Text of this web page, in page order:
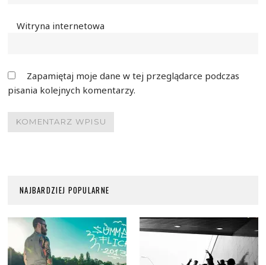
Witryna internetowa
Zapamiętaj moje dane w tej przeglądarce podczas
pisania kolejnych komentarzy.
NAJBARDZIEJ POPULARNE